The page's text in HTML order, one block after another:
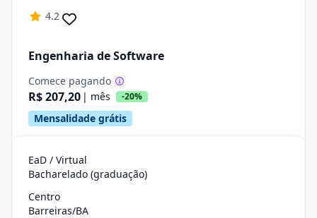
4.2
Engenharia de Software
Comece pagando
R$ 207,20 | mês -20%
Mensalidade grátis
EaD / Virtual
Bacharelado (graduação)
Centro
Barreiras/BA